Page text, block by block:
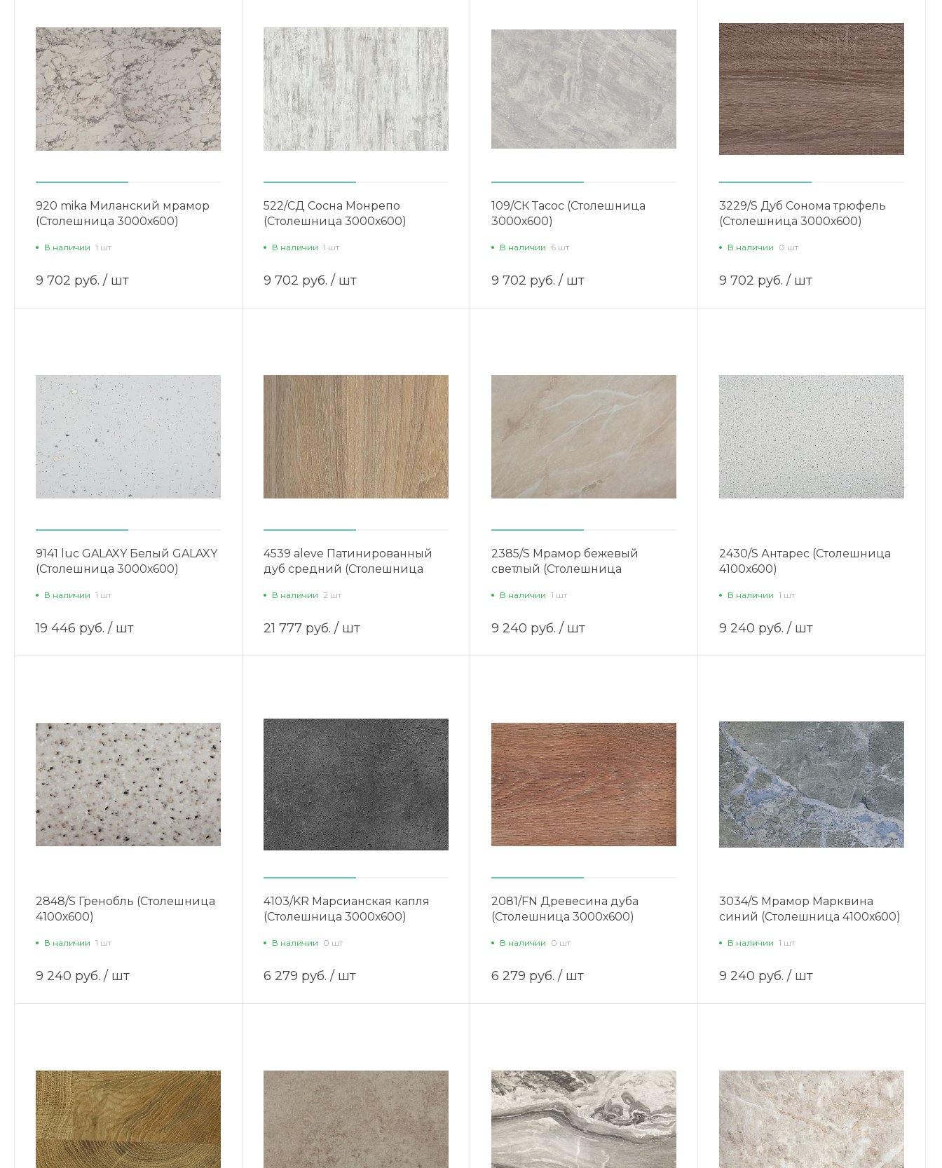
920 mika Миланский мрамор
(Столешница 3000х600)
В наличии 1 шт
9 702 руб. / шт
522/СД Сосна Монрепо
(Столешница 3000х600)
В наличии 1 шт
9 702 руб. / шт
109/СК Тасос (Столешница
3000х600)
В наличии 6 шт
9 702 руб. / шт
3229/S Дуб Сонома трюфель
(Столешница 3000х600)
В наличии 0 шт
9 702 руб. / шт
9141 luc GALAXY Белый GALAXY
(Столешница 3000х600)
В наличии 1 шт
19 446 руб. / шт
4539 aleve Патинированный
дуб средний (Столешница
В наличии 2 шт
21 777 руб. / шт
2385/S Мрамор бежевый
светлый (Столешница
В наличии 1 шт
9 240 руб. / шт
2430/S Антарес (Столешница
4100х600)
В наличии 1 шт
9 240 руб. / шт
2848/S Гренобль (Столешница
4100х600)
В наличии 1 шт
9 240 руб. / шт
4103/KR Марсианская капля
(Столешница 3000х600)
В наличии 0 шт
6 279 руб. / шт
2081/FN Древесина дуба
(Столешница 3000х600)
В наличии 0 шт
6 279 руб. / шт
3034/S Мрамор Марквина
синий (Столешница 4100х600)
В наличии 1 шт
9 240 руб. / шт